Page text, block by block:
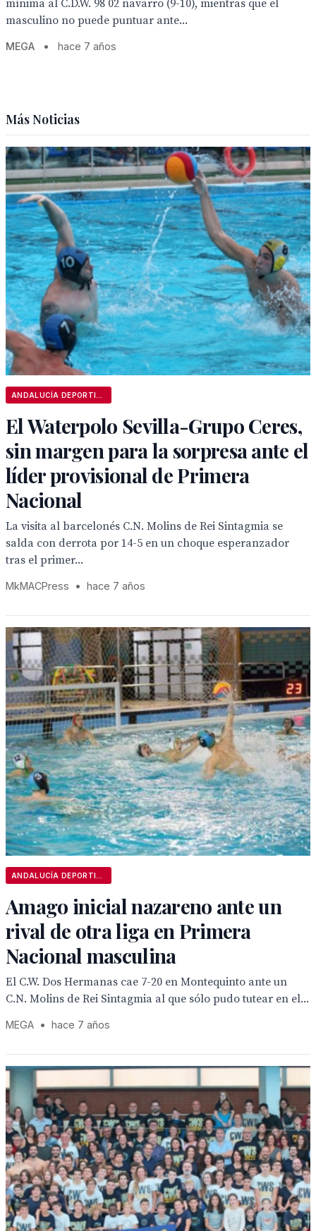
mínima al C.D.W. 98 02 navarro (9-10), mientras que el
masculino no puede puntuar ante...
MEGA • hace 7 años
Más Noticias
El Waterpolo Sevilla-Grupo Ceres,
sin margen para la sorpresa ante el
líder provisional de Primera
Nacional
La visita al barcelonés C.N. Molins de Rei Sintagmia se
salda con derrota por 14-5 en un choque esperanzador
tras el primer...
MkMACPress • hace 7 años
Amago inicial nazareno ante un
rival de otra liga en Primera
Nacional masculina
El C.W. Dos Hermanas cae 7-20 en Montequinto ante un
C.N. Molins de Rei Sintagmia al que sólo pudo tutear en el...
MEGA • hace 7 años